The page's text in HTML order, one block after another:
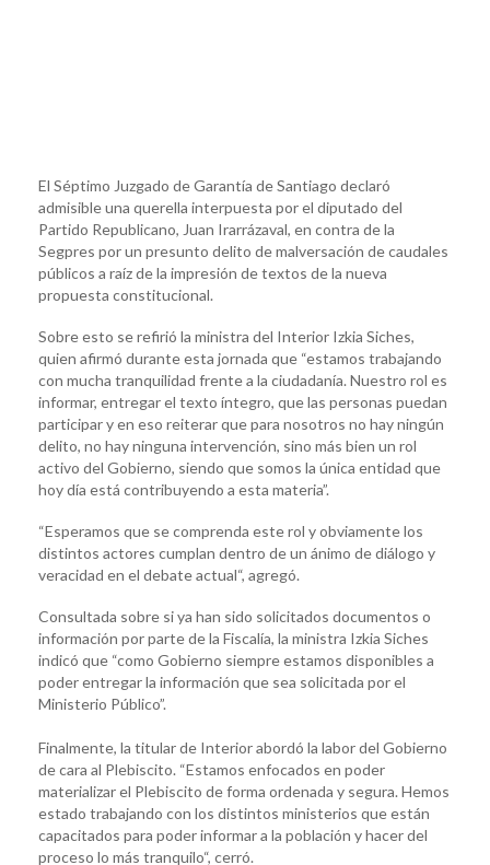
El Séptimo Juzgado de Garantía de Santiago declaró
admisible una querella interpuesta por el diputado del
Partido Republicano, Juan Irarrázaval, en contra de la
Segpres por un presunto delito de malversación de caudales
públicos a raíz de la impresión de textos de la nueva
propuesta constitucional.
Sobre esto se refirió la ministra del Interior Izkia Siches,
quien afirmó durante esta jornada que “estamos trabajando
con mucha tranquilidad frente a la ciudadanía. Nuestro rol es
informar, entregar el texto íntegro, que las personas puedan
participar y en eso reiterar que para nosotros no hay ningún
delito, no hay ninguna intervención, sino más bien un rol
activo del Gobierno, siendo que somos la única entidad que
hoy día está contribuyendo a esta materia”.
“Esperamos que se comprenda este rol y obviamente los
distintos actores cumplan dentro de un ánimo de diálogo y
veracidad en el debate actual“, agregó.
Consultada sobre si ya han sido solicitados documentos o
información por parte de la Fiscalía, la ministra Izkia Siches
indicó que “como Gobierno siempre estamos disponibles a
poder entregar la información que sea solicitada por el
Ministerio Público”.
Finalmente, la titular de Interior abordó la labor del Gobierno
de cara al Plebiscito. “Estamos enfocados en poder
materializar el Plebiscito de forma ordenada y segura. Hemos
estado trabajando con los distintos ministerios que están
capacitados para poder informar a la población y hacer del
proceso lo más tranquilo“, cerró.